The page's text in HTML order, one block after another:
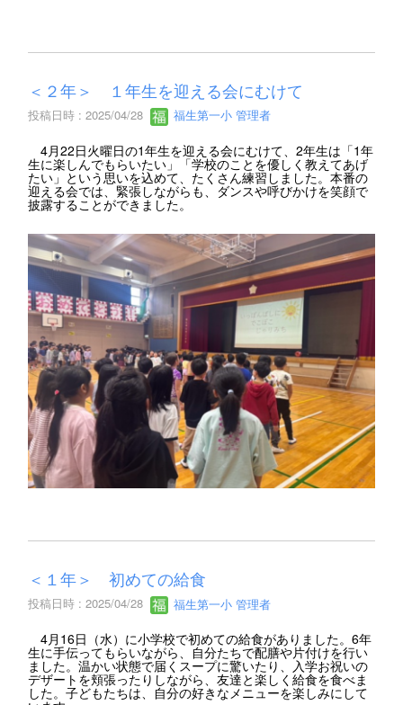
＜２年＞ １年生を迎える会にむけて
投稿日時 : 2025/04/28 福生第一小 管理者
4月22日火曜日の1年生を迎える会にむけて、2年生は「1年
生に楽しんでもらいたい」「学校のことを優しく教えてあげ
たい」という思いを込めて、たくさん練習しました。本番の
迎える会では、緊張しながらも、ダンスや呼びかけを笑顔で
披露することができました。
＜１年＞ 初めての給食
投稿日時 : 2025/04/28 福生第一小 管理者
4月16日（水）に小学校で初めての給食がありました。6年
生に手伝ってもらいながら、自分たちで配膳や片付けを行い
ました。温かい状態で届くスープに驚いたり、入学お祝いの
デザートを頬張ったりしながら、友達と楽しく給食を食べま
した。子どもたちは、自分の好きなメニューを楽しみにして